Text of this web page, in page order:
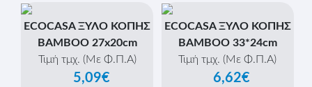
ECOCASA ΞΥΛΟ ΚΟΠΗΣ
BAMBOO 27x20cm
Τιμή τμχ. (Με Φ.Π.Α)
5,09€
ECOCASA ΞΥΛΟ ΚΟΠΗΣ
BAMBOO 33*24cm
Τιμή τμχ. (Με Φ.Π.Α)
6,62€